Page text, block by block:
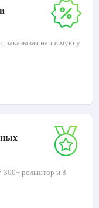
заказывая напрямую у
300+ рольштор и 8